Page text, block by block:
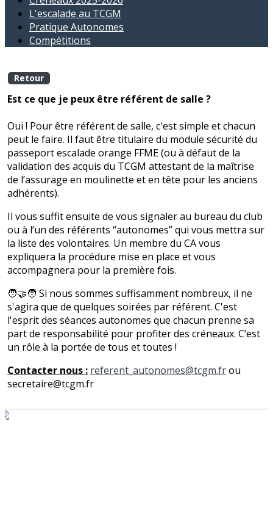
L'escalade au TCGM
Pratique Autonomes
Compétitions
Retour
Est ce que je peux être référent de salle ?
Oui ! Pour être référent de salle, c'est simple et chacun
peut le faire. Il faut être titulaire du module sécurité du
passeport escalade orange FFME (ou à défaut de la
validation des acquis du TCGM attestant de la maîtrise
de l’assurage en moulinette et en tête pour les anciens
adhérents).
Il vous suffit ensuite de vous signaler au bureau du club
ou à l’un des référents “autonomes” qui vous mettra sur
la liste des volontaires. Un membre du CA vous
expliquera la procédure mise en place et vous
accompagnera pour la première fois.
🧑🤝🧑 Si nous sommes suffisamment nombreux, il ne
s'agira que de quelques soirées par référent. C'est
l'esprit des séances autonomes que chacun prenne sa
part de responsabilité pour profiter des créneaux. C’est
un rôle à la portée de tous et toutes !
Contacter nous : referent_autonomes@tcgm.frou
secretaire@tcgm.fr